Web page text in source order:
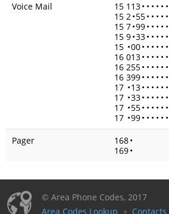
Voice Mail
15 113• • • • • •
15 2•55• • • • •
15 7•99• • • • •
15 9•33• • • • •
15 •00• • • • • •
16 013• • • • • •
16 255• • • • • •
16 399• • • • • •
17 •13• • • • • •
17 •33• • • • • •
17 •55• • • • • •
17 •99• • • • • •
Pager
168•
169•
© Area Phone Codes, 2017
Area Codes Lookup
Contacts